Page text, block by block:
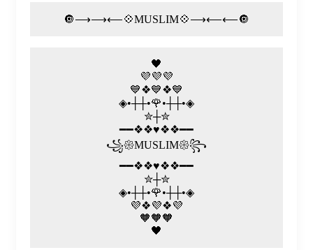
🔘⟶⟶⟵💠MUSLIM💠⟶⟵⟵🔘
🖤
💜💜💜
💙❖💙❖💙
◈•┼┼•🌹•┼┼•◈
✮┼✮
━━❖❖♥❖❖━━
꧁𑁍MUSLIM𑁍꧂
━━❖❖♥❖❖━━
✮┼✮
◈•┼┼•🌹•┼┼•◈
💜❖💜❖💜
🧡🧡🧡
🖤